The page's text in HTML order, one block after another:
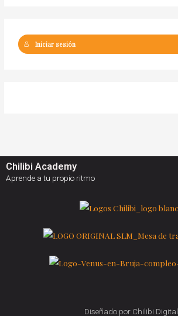
Iniciar sesión
Chilibi Academy
Aprende a tu propio ritmo
Diseñado por Chilibi Digital